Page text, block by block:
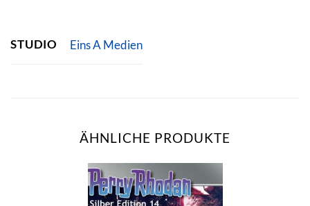
STUDIO Eins A Medien
ÄHNLICHE PRODUKTE